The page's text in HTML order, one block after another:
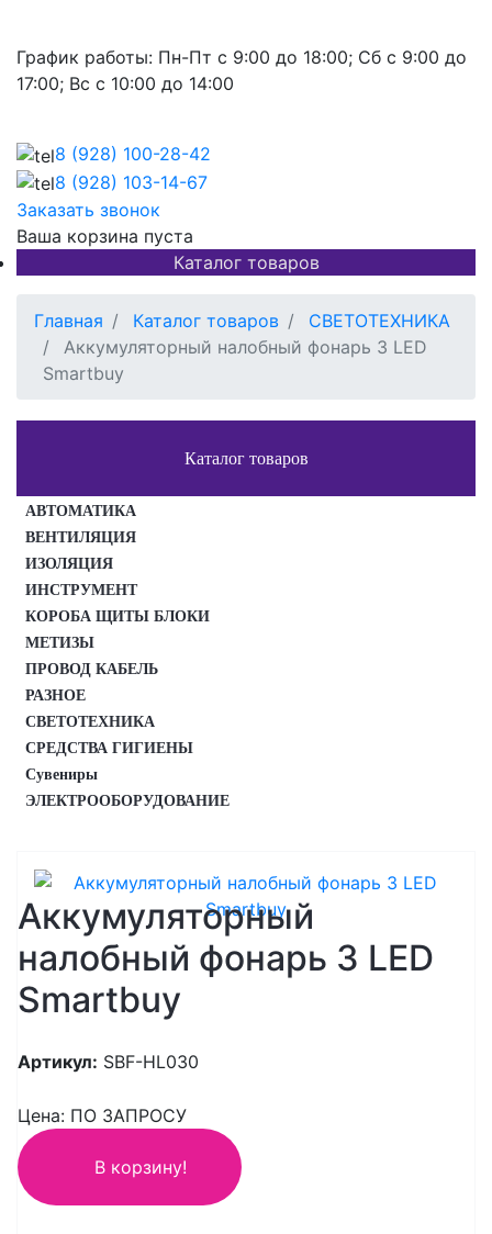
График работы: Пн-Пт с 9:00 до 18:00; Сб с 9:00 до
17:00; Вс с 10:00 до 14:00
8 (928) 100-28-42
8 (928) 103-14-67
Заказать звонок
Ваша корзина пуста
Каталог товаров
Главная Каталог товаров
СВЕТОТЕХНИКА
Аккумуляторный налобный фонарь 3 LED
Smartbuy
Каталог товаров
АВТОМАТИКА
ВЕНТИЛЯЦИЯ
ИЗОЛЯЦИЯ
ИНСТРУМЕНТ
КОРОБА ЩИТЫ БЛОКИ
МЕТИЗЫ
ПРОВОД КАБЕЛЬ
РАЗНОЕ
СВЕТОТЕХНИКА
СРЕДСТВА ГИГИЕНЫ
Сувениры
ЭЛЕКТРООБОРУДОВАНИЕ
Аккумуляторный
налобный фонарь 3 LED
Smartbuy
Артикул: SBF-HL030
Цена: ПО ЗАПРОСУ
В корзину!